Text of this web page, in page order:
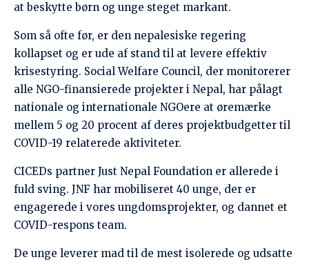
grupper i området. De bistår med transport til
sundhedstjeks og formidler information om, hvordan
man bedst kan skærme sig mod COVID-19. Pakker
med masker, handsker, paracetemol samt vejledning
til pleje af corona-patienter uddeles til husstande.
JNF har sikret sig et dagligt tre-timers slot på
beskytter sig mod smitten, så er der tips til, hvordan
stress og angst kan håndteres, og der er
programmer for børn på de lokale sprog.
kroner afsted til Just Nepal Foundation. Forhåbentlig